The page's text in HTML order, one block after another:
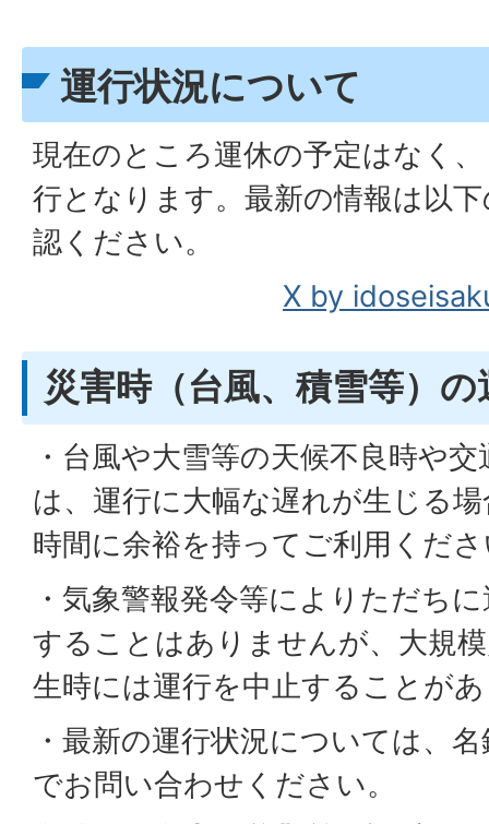
運行状況について
現在のところ運休の予定はなく
行となります。最新の情報は以
認ください。
X by
災害時（台風、積雪等）
・台風や大雪等の天候不良時や
は、運行に大幅な遅れが生じる
時間に余裕を持ってご利用くだ
・気象警報発令等によりただち
することはありませんが、大規
生時には運行を中止することが
・最新の運行状況については、
でお問い合わせください。